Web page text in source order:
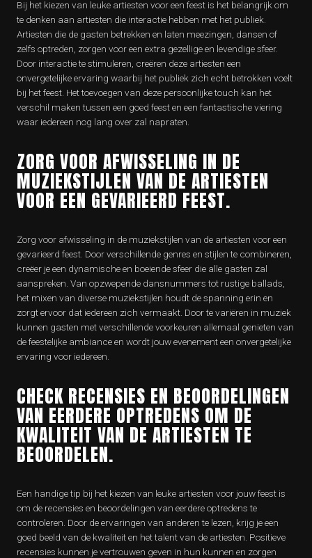
Bij het kiezen van leuke artiesten voor een feest is het belangrijk om
te denken aan artiesten die interactie hebben met het publiek.
Artiesten die de gasten betrekken en laten meezingen, dansen of
zelfs optreden, zorgen voor een extra gezellige en levendige sfeer.
Door interactie te stimuleren, creëren deze artiesten een
onvergetelijke ervaring waarbij het publiek zich echt betrokken voelt
bij het feest. Het toevoegen van deze persoonlijke touch kan het
verschil maken tussen een goed feest en een fantastische viering
waar iedereen nog lang over zal napraten.
ZORG VOOR AFWISSELING IN DE
MUZIEKSTIJLEN VAN DE ARTIESTEN
VOOR EEN GEVARIEERD FEEST.
Zorg voor afwisseling in de muziekstijlen van de artiesten voor een
gevarieerd feest. Door verschillende genres en stijlen te combineren,
creëer je een dynamische en boeiende sfeer die alle gasten zal
aanspreken. Van opzwepende dansnummers tot rustige ballads,
het mixen van diverse muziekstijlen houdt de spanning erin en
zorgt ervoor dat iedereen zich vermaakt. Door te variëren in muziek
kunnen gasten met verschillende voorkeuren allemaal genieten van
de feestelijke ambiance en wordt jouw evenement een onvergetelijke
ervaring voor iedereen.
CHECK RECENSIES EN BEOORDELINGEN
VAN EERDERE OPTREDENS OM DE
KWALITEIT VAN DE ARTIESTEN TE
BEOORDELEN.
Een handige tip bij het kiezen van leuke artiesten voor jouw feest is
om de recensies en beoordelingen van eerdere optredens te
controleren. Door de ervaringen van anderen te lezen, krijg je een
goed beeld van de kwaliteit en het talent van de artiesten. Positieve
recensies kunnen je vertrouwen geven in hun kunnen en zorgen